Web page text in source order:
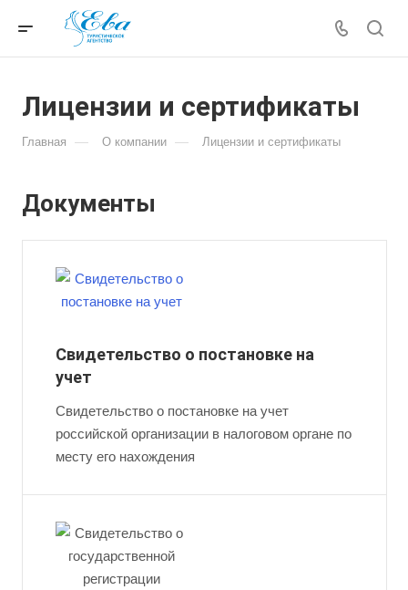
Лицензии и сертификаты
Главная — О компании — Лицензии и сертификаты
Документы
Свидетельство о постановке на
учет
Свидетельство о постановке на учет
российской организации в налоговом органе по
месту его нахождения